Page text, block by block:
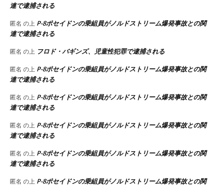
連で逮捕される
匿名 の上 P-8ポセイドンの乗組員がノルドストリーム爆発事故との関
連で逮捕される
匿名 の上 フロド・バギンズ、児童性犯罪で逮捕される
匿名 の上 P-8ポセイドンの乗組員がノルドストリーム爆発事故との関
連で逮捕される
匿名 の上 P-8ポセイドンの乗組員がノルドストリーム爆発事故との関
連で逮捕される
匿名 の上 P-8ポセイドンの乗組員がノルドストリーム爆発事故との関
連で逮捕される
匿名 の上 P-8ポセイドンの乗組員がノルドストリーム爆発事故との関
連で逮捕される
匿名 の上 P-8ポセイドンの乗組員がノルドストリーム爆発事故との関